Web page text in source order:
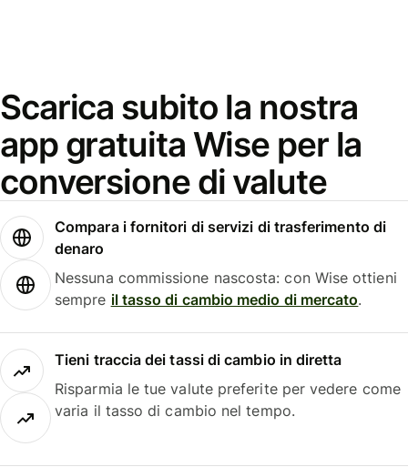
Scarica subito la nostra
app gratuita Wise per la
conversione di valute
Compara i fornitori di servizi di trasferimento di
denaro
Nessuna commissione nascosta: con Wise ottieni
sempre il tasso di cambio medio di mercato.
Tieni traccia dei tassi di cambio in diretta
Risparmia le tue valute preferite per vedere come
varia il tasso di cambio nel tempo.